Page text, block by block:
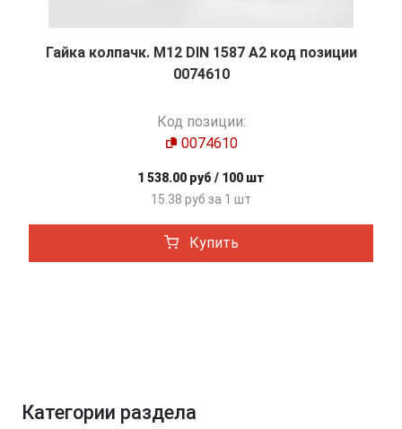
Гайка колпачк. М12 DIN 1587 A2 код позиции
0074610
Код позиции:
0074610
1 538.00 руб / 100 шт
15.38 руб за 1 шт
Купить
Категории раздела